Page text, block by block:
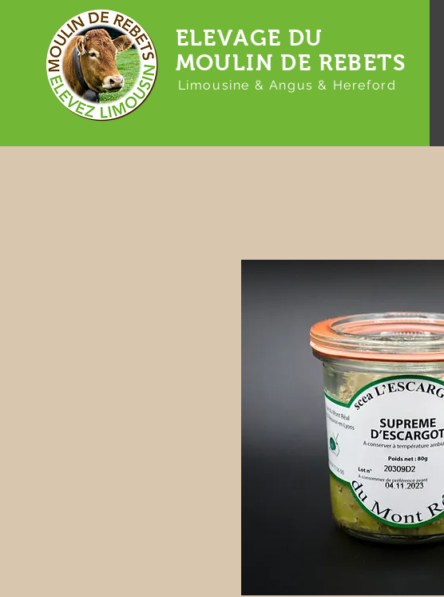
ELEVAGE DU
MOULIN DE REBETS
Limousine & Angus & Hereford